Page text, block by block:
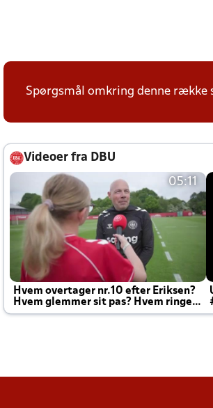
Spørgsmål omkring denne række
Videoer fra DBU
05:11
Hvem overtager nr.10 efter Eriksen?
Hvem glemmer sit pas? Hvem ringer
Joachim altid til efter kampe?